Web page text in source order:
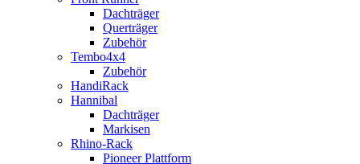
Dachträger
Querträger
Zubehör
Tembo4x4
Zubehör
HandiRack
Hannibal
Dachträger
Markisen
Rhino-Rack
Pioneer Plattform